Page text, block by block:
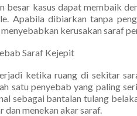
besar kasus dapat membaik
Apabila dibiarkan tanpa
kerusakan saraf
Saraf Kejepit
ketika ruang di sekitar
satu penyebab yang paling
sebagai bantalan tulang
dan menekan akar saraf.